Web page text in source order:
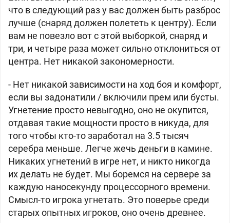
что в следующий раз у вас должен быть разброс
лучше (снаряд должен полететь к центру). Если
вам не повезло вот с этой выборкой, снаряд и
три, и четыре раза может сильно отклониться от
центра. Нет никакой закономерности.
- Нет никакой зависимости на ход боя и комфорт,
если вы задонатили / включили прем или бусты.
Угнетение просто невыгодно, оно не окупится,
отдавая такие мощности просто в никуда, для
того чтобы кто-то заработал на 3.5 тысяч
серебра меньше. Легче жечь деньги в камине.
Никаких угнетений в игре нет, и никто никогда
их делать не будет. Мы боремся на сервере за
каждую наносекунду процессорного времени.
Смысл-то игрока угнетать. Это поверье среди
старых опытных игроков, оно очень древнее.